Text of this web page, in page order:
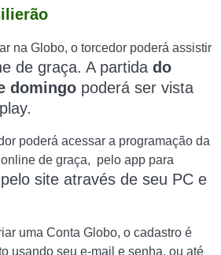
na Globo, o torcedor poderá assistir
de graça. A partida do
domingo poderá ser vista
.
poderá acessar a programação da
de graça, pelo app para
pelo site através de seu PC e
uma Conta Globo, o cadastro é
usando seu e-mail e senha, ou até